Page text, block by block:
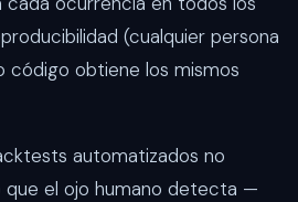
(cualquier persona
código obtiene los mismos
automatizados no
el ojo humano detecta —